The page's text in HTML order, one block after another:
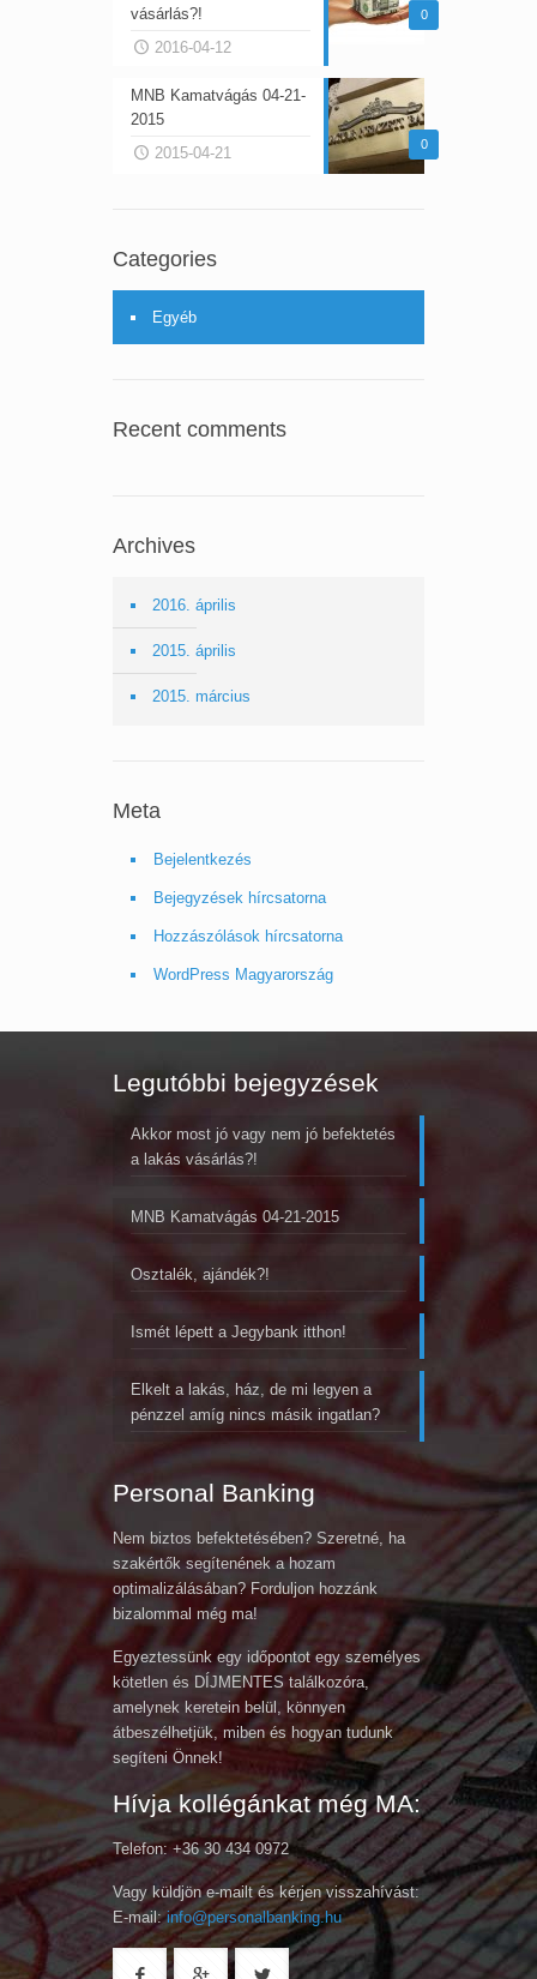
0
vásárlás?!
2016-04-12
0
MNB Kamatvágás 04-21-
2015
2015-04-21
Categories
Egyéb
Recent comments
Archives
2016. április
2015. április
2015. március
Meta
Bejelentkezés
Bejegyzések hírcsatorna
Hozzászólások hírcsatorna
WordPress Magyarország
Legutóbbi bejegyzések
Akkor most jó vagy nem jó befektetés
a lakás vásárlás?!
MNB Kamatvágás 04-21-2015
Osztalék, ajándék?!
Ismét lépett a Jegybank itthon!
Elkelt a lakás, ház, de mi legyen a
pénzzel amíg nincs másik ingatlan?
Personal Banking
Nem biztos befektetésében? Szeretné, ha
szakértők segítenének a hozam
optimalizálásában? Forduljon hozzánk
bizalommal még ma!
Egyeztessünk egy időpontot egy személyes
kötetlen és DÍJMENTES találkozóra,
amelynek keretein belül, könnyen
átbeszélhetjük, miben és hogyan tudunk
segíteni Önnek!
Hívja kollégánkat még MA:
Telefon: +36 30 434 0972
Vagy küldjön e-mailt és kérjen visszahívást:
E-mail:info@personalbanking.hu